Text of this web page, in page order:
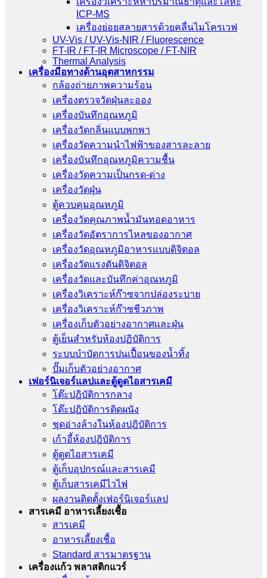
ICP-MS
เครื่องย่อยสลายสารด้วยคลื่นไมโครเวฟ
UV-Vis / UV-Vis-NIR / Fluorescence
FT-IR / FT-IR Microscope / FT-NIR
Thermal Analysis
เครื่องมือทางด้านอุตสาหกรรม
กล้องถ่ายภาพความร้อน
เครื่องตรวจวัดฝุ่นละออง
เครื่องบันทึกอุณหภูมิ
เครื่องวัดกลิ่นแบบพกพา
เครื่องวัดความนําไฟฟ้าของสารละลาย
เครื่องบันทึกอุณหภูมิความชื้น
เครื่องวัดความเป็นกรด-ด่าง
เครื่องวัดฝุ่น
ตู้ควบคุมอุณหภูมิ
เครื่องวัดคุณภาพน้ำมันทอดอาหาร
เครื่องวัดอัตราการไหลของอากาศ
เครื่องวัดอุณหภูมิอาหารแบบดิจิตอล
เครื่องวัดแรงดันดิจิตอล
เครื่องวัดและบันทึกค่าอุณหภูมิ
เครื่องวิเคราะห์ก๊าซจากปล่องระบาย
เครื่องวิเคราะห์ก๊าซชีวภาพ
เครื่องเก็บตัวอย่างอากาศเเละฝุ่น
ตู้เย็นสำหรับห้องปฏิบัติการ
ระบบบำบัดการปนเปื้อนของน้ำทิ้ง
ปั๊มเก็บตัวอย่างอากาศ
เฟอร์นิเจอร์แลปและตู้ดูดไอสารเคมี
โต๊ะปฎิบัติการกลาง
โต๊ะปฎิบัติการติดผนัง
ชุดอ่างล้างในห้องปฎิบัติการ
เก้าอี้ห้องปฎิบัติการ
ตู้ดูดไอสารเคมี
ตู้เก็บอุปกรณ์เเละสารเคมี
ตู้เก็บสารเคมีไวไฟ
ผลงานติดตั้งเฟอร์นิเจอร์เเลป
สารเคมี อาหารเลี้ยงเชื้อ
สารเคมี
อาหารเลี้ยงเชื้อ
Standard สารมาตรฐาน
เครื่องเเก้ว พลาสติกแวร์